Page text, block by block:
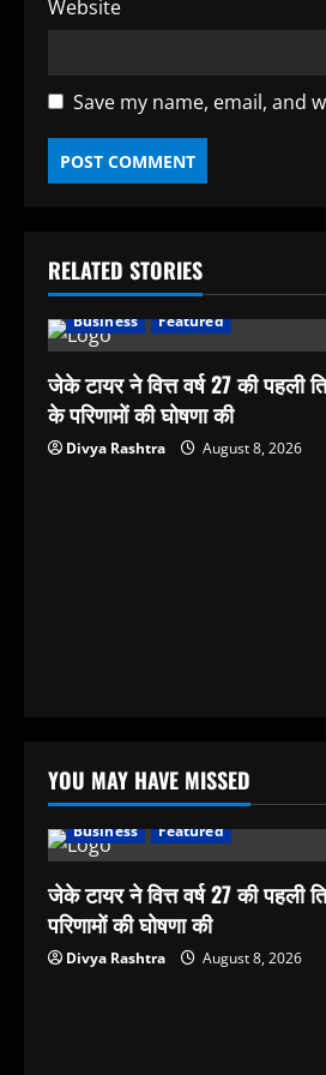
Website
Save my name, email, and
RELATED STORIES
Business Featured
जेके टायर ने वित्त वर्ष 27 की पहली
के परिणामों की घोषणा की
Divya Rashtra
August 8, 2026
YOU MAY HAVE MISSED
Business Featured
जेके टायर ने वित्त वर्ष 27 की पहली
परिणामों की घोषणा की
Divya Rashtra August 8, 2026